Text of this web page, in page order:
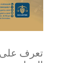
تعرف على